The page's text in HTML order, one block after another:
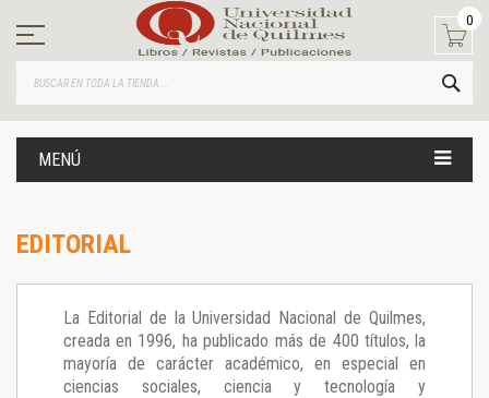
contenido
0
MENÚ
EDITORIAL
La Editorial de la Universidad Nacional de Quilmes,
creada en 1996, ha publicado más de 400 títulos, la
mayoría de carácter académico, en especial en
ciencias sociales, ciencia y tecnología y